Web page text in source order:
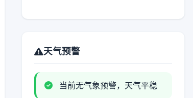
天气预警
当前无气象预警，天气平稳